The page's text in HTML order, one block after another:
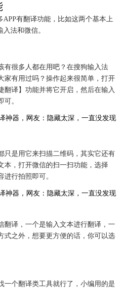
APP有翻译功能，比如这两个基本上
法和微信。
有很多人都在用吧？在搜狗输入法
家有用过吗？操作起来很简单，打开
翻译】功能并将它开启，然后在输入
可。
只是用它来扫描二维码，其实它还有
本，打开微信的扫一扫功能，选择
进行拍照即可。
翻译，一个是输入文本进行翻译，一
式之外，想要更方便的话，你可以选
一个翻译类工具就行了，小编用的是